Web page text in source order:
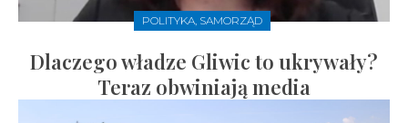
POLITYKA, SAMORZĄD
Dlaczego władze Gliwic to ukrywały?
Teraz obwiniają media